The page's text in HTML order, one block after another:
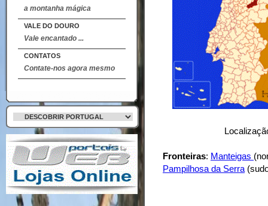
a montanha mágica
VALE DO DOURO
Vale encantado ...
CONTATOS
Contate-nos agora mesmo
Fronteiras: Manteigas
Pampilhosa da Serra